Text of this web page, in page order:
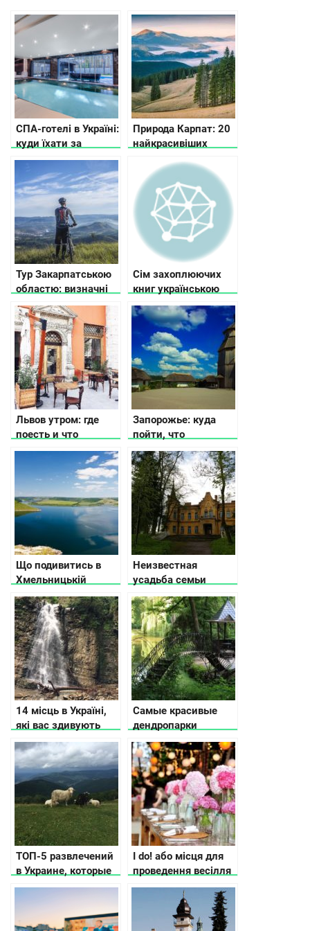
СПА-готелі в Україні:
куди їхати за
релаксом
Природа Карпат: 20
найкрасивіших
Карпат, щоб
відвідати цього року
Тур Закарпатською
областю: визначні
місця, природні та
історичні пам’ятки
Сім захоплюючих
книг українською
Львов утром: где
поесть и что
посмотреть
Запорожье: куда
пойти, что
посмотреть и где
остановиться
Що подивитись в
Хмельницькій
області
Неизвестная
усадьба семьи
Терещенко в
Житомирской
области
14 місць в Україні,
які вас здивують
Самые красивые
дендропарки
Украины
ТОП-5 развлечений
в Украине, которые
вдохновят Вас
I do! або місця для
проведення весілля
в Україні